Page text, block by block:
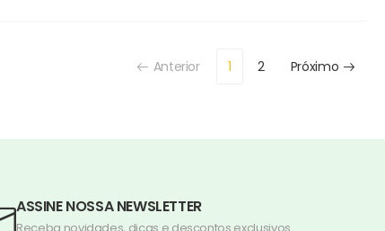
Anterior 1 2 Próximo
ASSINE NOSSA NEWSLETTER